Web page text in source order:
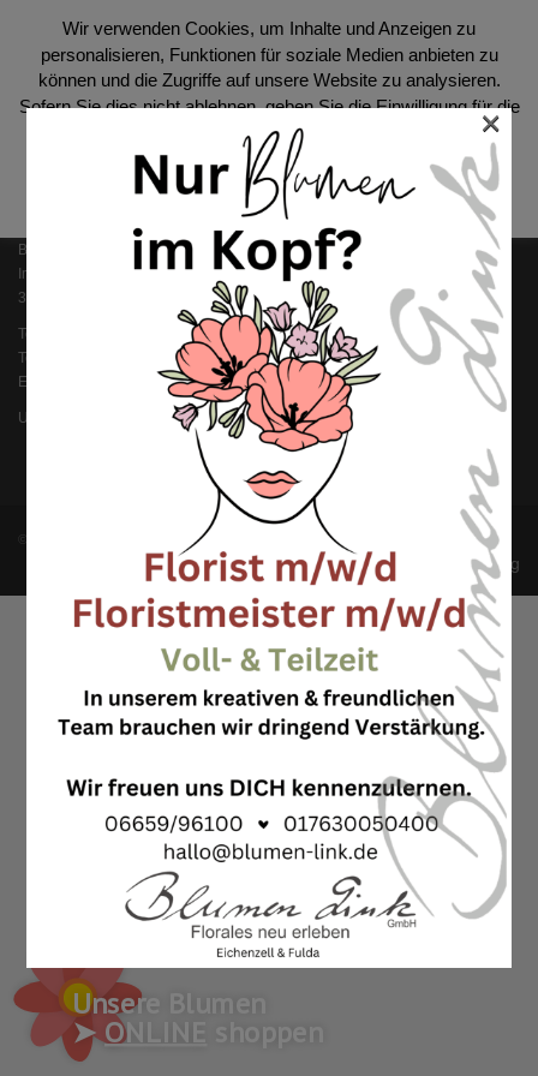
Unsere Blumen
➤ONLINE shoppen
SOCIAL
Blumen Link GmbH
Im Streich 8
36124 Eichenzell
Telefon: 0 66 59 / 96 100
Telefax: 0 66 59 / 91 90 01
Email: i
nfo@blumen-link.de
Ust-ID: DE 112 363 852
All Rights Reserved 2026 - Powered By
Impressum Datenschutzerklärung
Wir verwenden Cookies, um Inhalte und Anzeigen zu
personalisieren, Funktionen für soziale Medien anbieten zu
können und die Zugriffe auf unsere Website zu analysieren.
Sofern Sie dies nicht ablehnen, geben Sie die Einwilligung für die
Benutzung unserer Cookies.
Akzeptieren Datenschutzerklärung
×